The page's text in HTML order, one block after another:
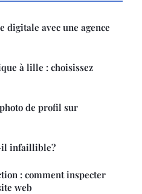
digitale avec une agence
à lille : choisissez
de profil sur
il infaillible?
: comment inspecter
web